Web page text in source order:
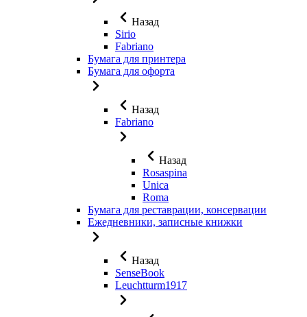
Назад
Sirio
Fabriano
Бумага для принтера
Бумага для офорта
Назад
Fabriano
Назад
Rosaspina
Unica
Roma
Бумага для реставрации, консервации
Ежедневники, записные книжки
Назад
SenseBook
Leuchtturm1917